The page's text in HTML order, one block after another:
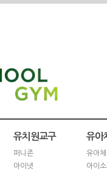
유치원교구
퍼니존
아이넷
유아
유아
아이